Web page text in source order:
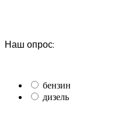
Наш опрос:
бензин
дизель